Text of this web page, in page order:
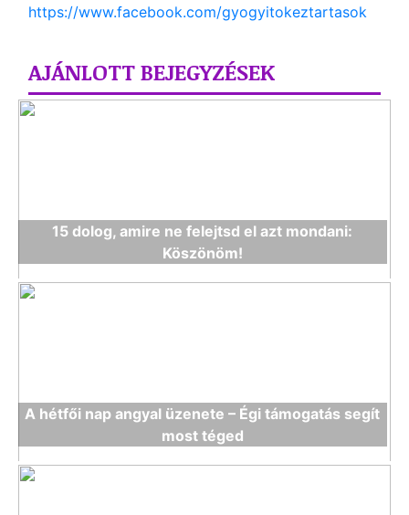
https://www.facebook.com/gyogyitokeztartasok
AJÁNLOTT BEJEGYZÉSEK
15 dolog, amire ne felejtsd el azt mondani:
Köszönöm!
A hétfői nap angyal üzenete – Égi támogatás segít
most téged